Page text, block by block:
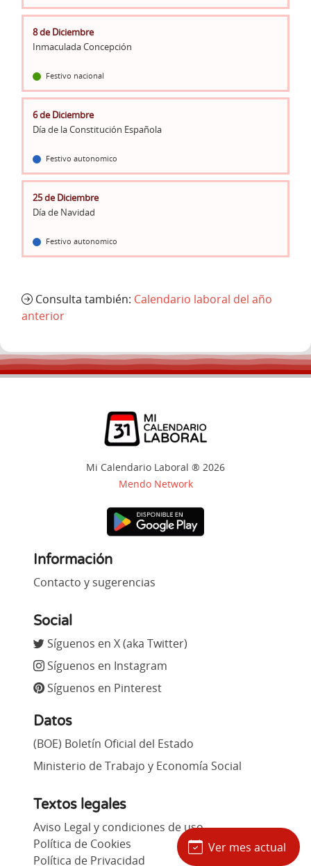
8 de Diciembre
Inmaculada Concepción
Festivo nacional
6 de Diciembre
Día de la Constitución Española
Festivo autonomico
25 de Diciembre
Día de Navidad
Festivo autonomico
Consulta también: Calendario laboral del año
anterior
Ver mes actual
Mi Calendario Laboral ® 2026
Mendo Network
Información
Contacto y sugerencias
Social
Síguenos en X (aka Twitter)
Síguenos en Instagram
Síguenos en Pinterest
Datos
(BOE) Boletín Oficial del Estado
Ministerio de Trabajo y Economía Social
Textos legales
Aviso Legal y condiciones de uso
Política de Cookies
Política de Privacidad